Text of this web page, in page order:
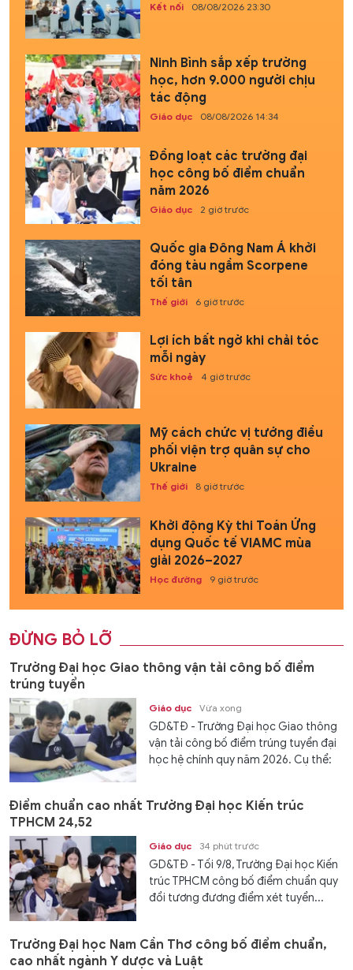
Kết nối 08/08/2026 23:30
Ninh Bình sắp xếp trường
học, hơn 9.000 người chịu
tác động
Giáo dục 08/08/2026 14:34
Đồng loạt các trường đại
học công bố điểm chuẩn
năm 2026
Giáo dục 2 giờ trước
Quốc gia Đông Nam Á khởi
đóng tàu ngầm Scorpene
tối tân
Thế giới 6 giờ trước
Lợi ích bất ngờ khi chải tóc
mỗi ngày
Sức khoẻ 4 giờ trước
Mỹ cách chức vị tướng điều
phối viện trợ quân sự cho
Ukraine
Thế giới 8 giờ trước
Khởi động Kỳ thi Toán Ứng
dụng Quốc tế VIAMC mùa
giải 2026–2027
Học đường 9 giờ trước
ĐỪNG BỎ LỠ
Trường Đại học Giao thông vận tải công bố điểm
trúng tuyển
Giáo dục Vừa xong
GD&TĐ - Trường Đại học Giao thông
vận tải công bố điểm trúng tuyển đại
học hệ chính quy năm 2026. Cụ thể:
Điểm chuẩn cao nhất Trường Đại học Kiến trúc
TPHCM 24,52
Giáo dục 34 phút trước
GD&TĐ - Tối 9/8, Trường Đại học Kiến
trúc TPHCM công bố điểm chuẩn quy
đổi tương đương điểm xét tuyển...
Trường Đại học Nam Cần Thơ công bố điểm chuẩn,
cao nhất ngành Y dược và Luật